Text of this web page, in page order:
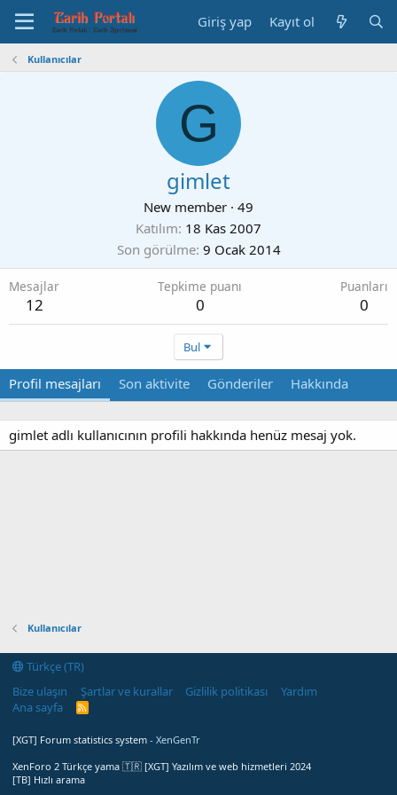
Giriş yap Kayıt ol
Kullanıcılar
G
gimlet
New member · 49
Katılım 18 Kas 2007
Son görülme 9 Ocak 2014
Mesajlar
12
Tepkime puanı
0
Puanları
0
Bul
Profil mesajları Son aktivite Gönderiler Hakkında
gimlet adlı kullanıcının profili hakkında henüz mesaj yok.
Kullanıcılar
Türkçe (TR)
Bize ulaşın
Şartlar ve kurallar Gizlilik politikası
Yardım
Ana sayfa
R
[XGT] Forum statistics system - XenGenTr
XenForo 2 Türkçe yama 🇹🇷 [XGT] Yazılım ve web hizmetleri 2024
[TB] Hızlı arama